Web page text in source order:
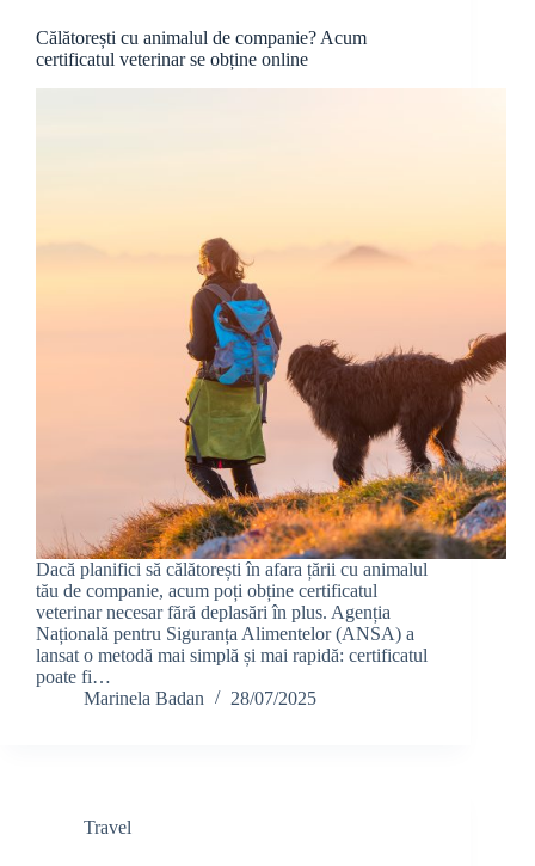
Călătorești cu animalul de companie? Acum
certificatul veterinar se obține online
Dacă planifici să călătorești în afara țării cu animalul
tău de companie, acum poți obține certificatul
veterinar necesar fără deplasări în plus. Agenția
Națională pentru Siguranța Alimentelor (ANSA) a
lansat o metodă mai simplă și mai rapidă: certificatul
poate fi…
Marinela Badan
28/07/2025
Travel